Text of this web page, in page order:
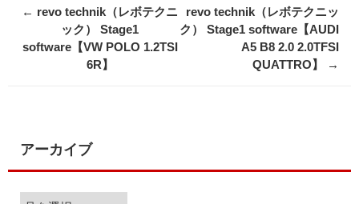
Post
navigation
← revo technik（レボテクニ
ック） Stage1
software【VW POLO 1.2TSI
6R】
revo technik（レボテクニッ
ク） Stage1 software【AUDI
A5 B8 2.0 2.0TFSI
QUATTRO】
→
アーカイブ